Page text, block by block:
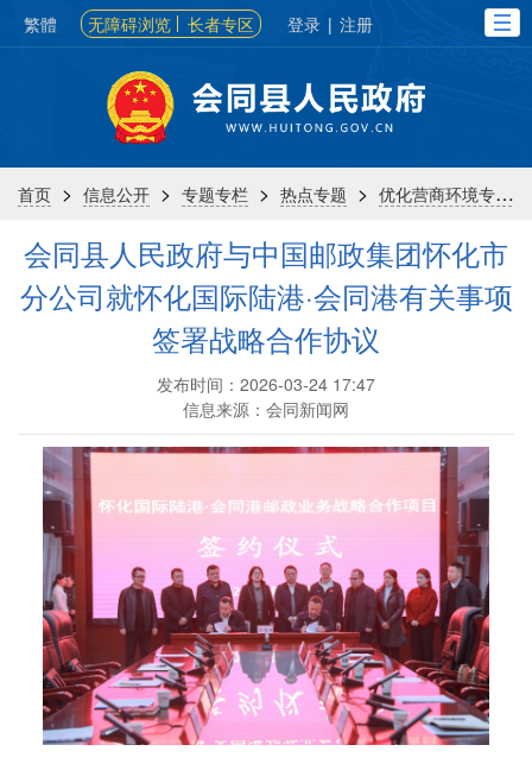
繁體 无障碍浏览 长者专区 登录 | 注册
首页 > 信息公开 > 专题专栏 > 热点专题 > 优化营商环境专栏
会同县人民政府与中国邮政集团怀化市
分公司就怀化国际陆港·会同港有关事项
签署战略合作协议
发布时间：2026-03-24 17:47
信息来源：会同新闻网